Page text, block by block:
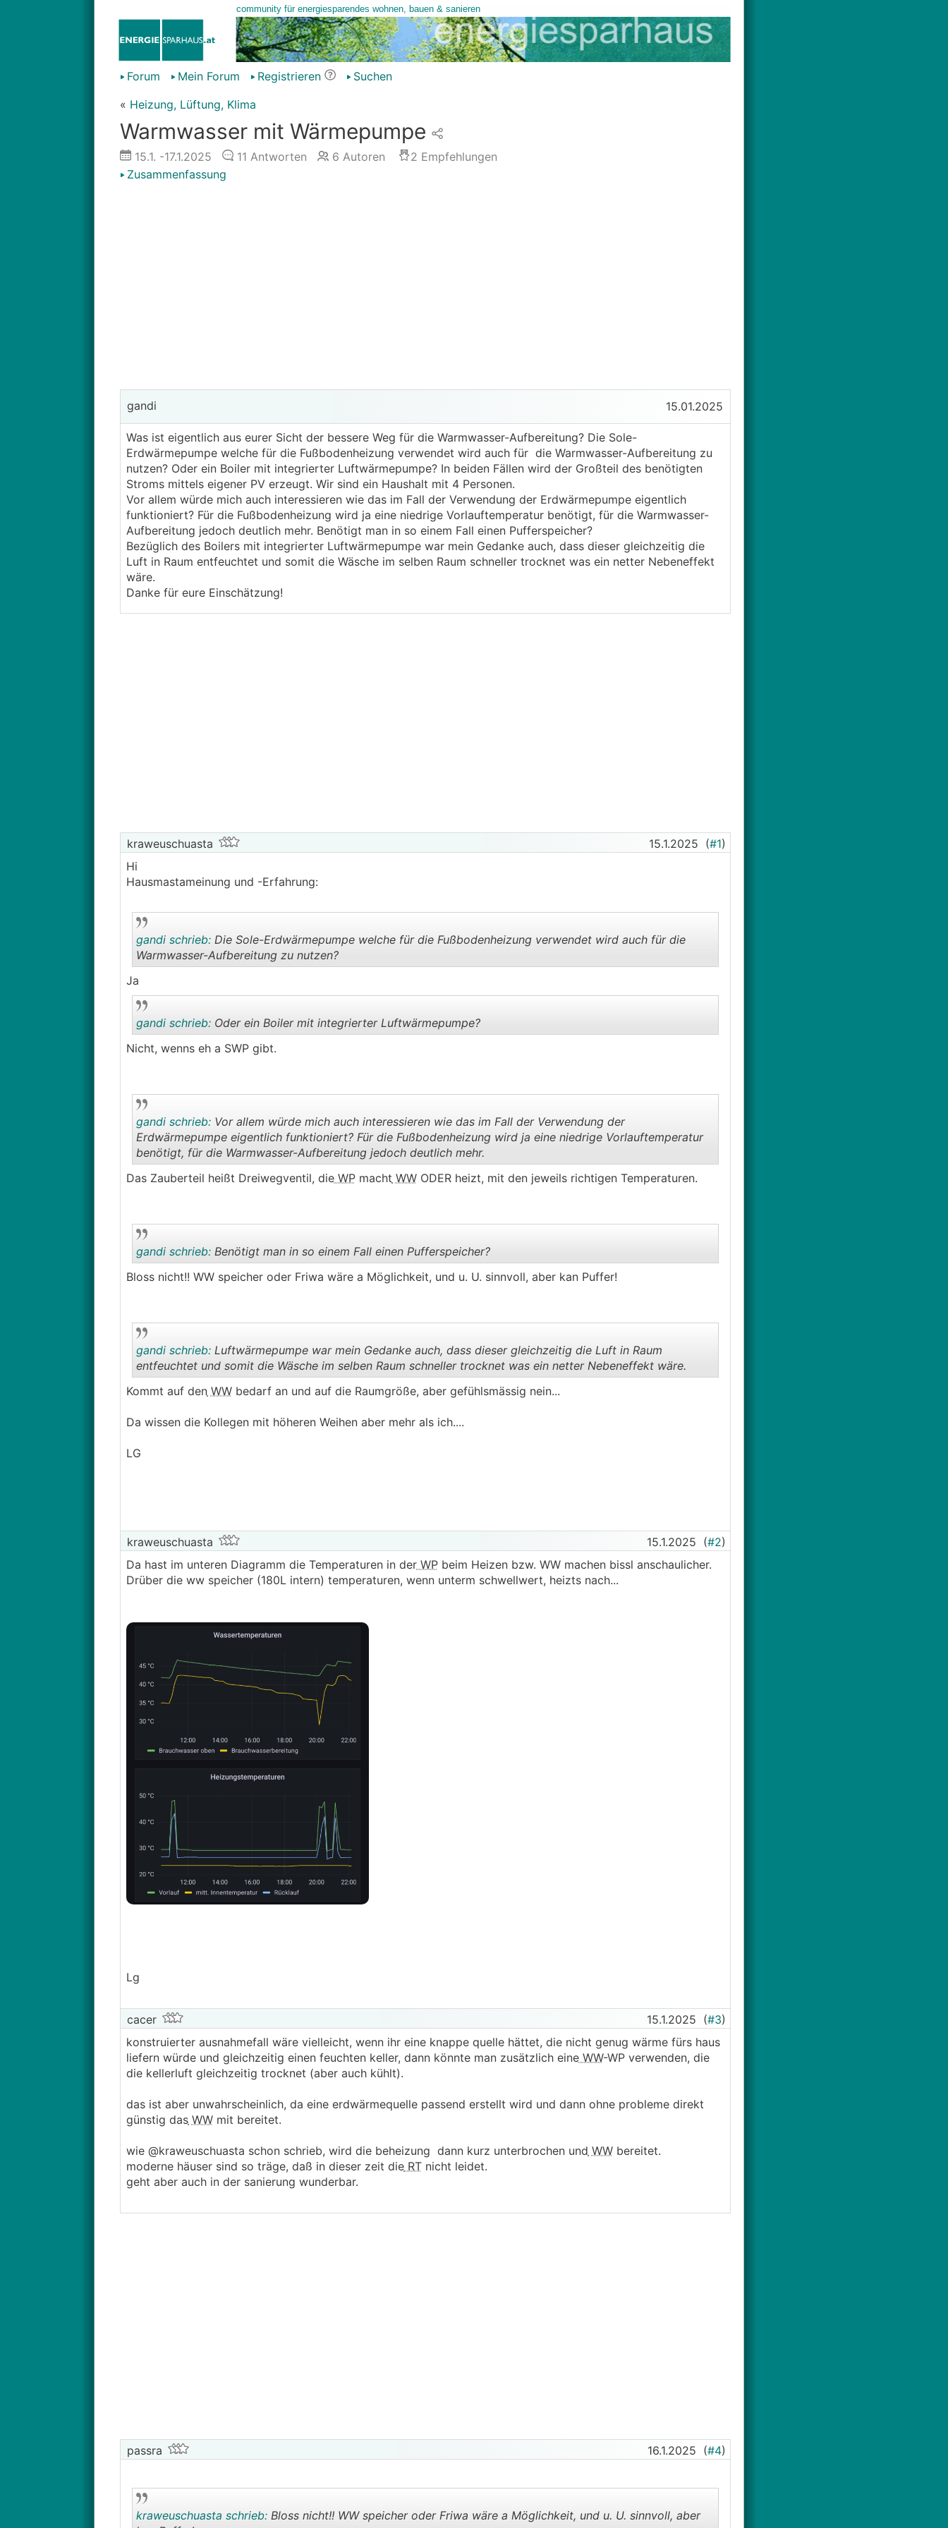
Forum Mein Forum Registrieren
Suchen
« Heizung, Lüftung, Klima
Warmwasser mit Wärmepumpe
15.1. -17.1.2025 11 Antworten 6 Autoren 2 Empfehlungen
Zusammenfassung
gandi 15.01.2025
Was ist eigentlich aus eurer Sicht der bessere Weg für die Warmwasser-Aufbereitung? Die Sole-
Erdwärmepumpe welche für die Fußbodenheizung verwendet wird auch für die Warmwasser-Aufbereitung zu
nutzen? Oder ein Boiler mit integrierter Luftwärmepumpe? In beiden Fällen wird der Großteil des benötigten
Stroms mittels eigener PV erzeugt. Wir sind ein Haushalt mit 4 Personen.
Vor allem würde mich auch interessieren wie das im Fall der Verwendung der Erdwärmepumpe eigentlich
funktioniert? Für die Fußbodenheizung wird ja eine niedrige Vorlauftemperatur benötigt, für die Warmwasser-
Aufbereitung jedoch deutlich mehr. Benötigt man in so einem Fall einen Pufferspeicher?
Bezüglich des Boilers mit integrierter Luftwärmepumpe war mein Gedanke auch, dass dieser gleichzeitig die
Luft in Raum entfeuchtet und somit die Wäsche im selben Raum schneller trocknet was ein netter Nebeneffekt
wäre.
Danke für eure Einschätzung!
kraweuschuasta 15.1.2025 (#1)
Hi
Hausmastameinung und -Erfahrung:
..
gandi schrieb:Die Sole-Erdwärmepumpe welche für die Fußbodenheizung verwendet wird auch für die
Warmwasser-Aufbereitung zu nutzen?
Ja
gandi schrieb:Oder ein Boiler mit integrierter Luftwärmepumpe?
Nicht, wenns eh a SWP gibt.
..
gandi schrieb:Vor allem würde mich auch interessieren wie das im Fall der Verwendung der
Erdwärmepumpe eigentlich funktioniert? Für die Fußbodenheizung wird ja eine niedrige Vorlauftemperatur
benötigt, für die Warmwasser-Aufbereitung jedoch deutlich mehr.
Das Zauberteil heißt Dreiwegventil, dieWPmacht WWODER heizt, mit den jeweils richtigen Temperaturen.
gandi schrieb:Benötigt man in so einem Fall einen Pufferspeicher?
Bloss nicht!! WW speicher oder Friwa wäre a Möglichkeit, und u. U. sinnvoll, aber kan Puffer!
gandi schrieb:Luftwärmepumpe war mein Gedanke auch, dass dieser gleichzeitig die Luft in Raum
entfeuchtet und somit die Wäsche im selben Raum schneller trocknet was ein netter Nebeneffekt wäre.
Kommt auf denWWbedarf an und auf die Raumgröße, aber gefühlsmässig nein...
Da wissen die Kollegen mit höheren Weihen aber mehr als ich....
LG
kraweuschuasta 15.1.2025 (#2)
Da hast im unteren Diagramm die Temperaturen in derWPbeim Heizen bzw. WW machen bissl anschaulicher.
Drüber die ww speicher (180L intern) temperaturen, wenn unterm schwellwert, heizts nach...
Lg
cacer 15.1.2025 (#3)
konstruierter ausnahmefall wäre vielleicht, wenn ihr eine knappe quelle hättet, die nicht genug wärme fürs haus
liefern würde und gleichzeitig einen feuchten keller, dann könnte man zusätzlich eineWW-WP verwenden, die
die kellerluft gleichzeitig trocknet (aber auch kühlt).
das ist aber unwahrscheinlich, da eine erdwärmequelle passend erstellt wird und dann ohne probleme direkt
günstig dasWWmit bereitet.
wie @kraweuschuasta schon schrieb, wird die beheizung dann kurz unterbrochen und WWbereitet.
moderne häuser sind so träge, daß in dieser zeit dieRTnicht leidet.
geht aber auch in der sanierung wunderbar.
passra 16.1.2025 (#4)
kraweuschuasta schrieb:Bloss nicht!! WW speicher oder Friwa wäre a Möglichkeit, und u. U. sinnvoll, aber